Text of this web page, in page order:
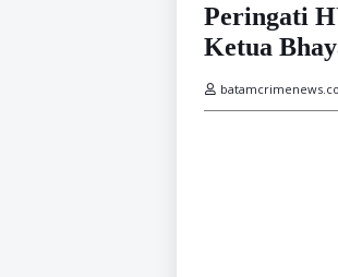
Peringati
Ketua